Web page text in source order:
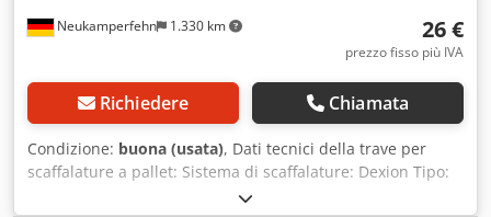
Neukamperfehn 1.330 km 26 €
prezzo fisso più IVA
Richiedere Chiamata
Condizione: buona (usata), Dati tecnici della trave per
scaffalature a pallet: Sistema di scaffalature: Dexion Tipo:
Speedlock P90 La fornitura comprende: 01 x Trave per